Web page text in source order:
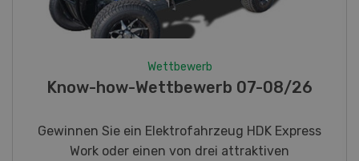
Fotorätsel 07-08/26
Gewinnen Sie eines von fünf LANDI
Taschenmessern